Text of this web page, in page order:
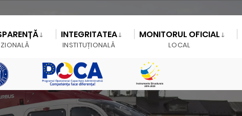
INTEGRITATEA
INSTITUȚIONALĂ
MONITORUL OFICIAL
LOCAL